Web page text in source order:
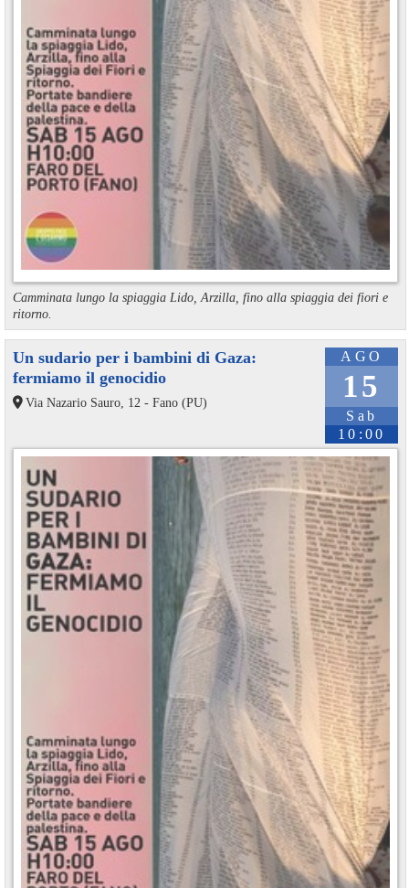
Camminata lungo la spiaggia Lido, Arzilla, fino alla spiaggia dei fiori e
ritorno.
AGO
15
Sab
10:00
Un sudario per i bambini di Gaza:
fermiamo il genocidio
Via Nazario Sauro, 12 - Fano (PU)